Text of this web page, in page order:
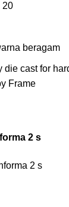
20
beragam
die cast for
Frame
2 s